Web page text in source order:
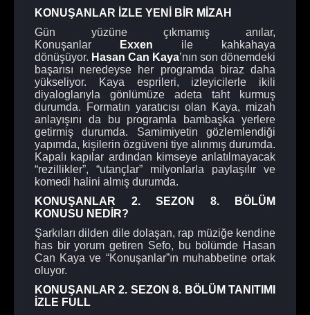
KONUŞANLAR İZLE YENİ BİR MİZAH
Gün yüzüne çıkmamış anılar,
Konuşanlar
Exxen ile kahkahaya
dönüşüyor. Hasan Can Kaya’nın son dönemdeki
başarısı neredeyse her programda biraz daha
yükseliyor. Kaya esprileri, izleyicilerle ikili
diyaloglarıyla gönlümüze adeta taht kurmuş
durumda. Formatın yaratıcısı olan Kaya, mizah
anlayışını da bu programla bambaşka yerlere
getirmiş durumda. Samimiyetin gözlemlendiği
yapımda, kişilerin özgüveni tiye alınmış durumda.
Kapalı kapılar ardından kimseye anlatılmayacak
“rezillikler”, “utançlar” milyonlarla paylaşılır ve
komedi halini almış durumda.
KONUŞANLAR 2. SEZON 8. BÖLÜM
KONUSU NEDİR?
Şarkıları dilden dile dolaşan, rap müziğe kendine
has bir yorum getiren Sefo, bu bölümde Hasan
Can Kaya ve “Konuşanlar”ın muhabbetine ortak
oluyor.
KONUŞANLAR 2. SEZON8. BÖLÜM TANITIMI
İZLE FULL